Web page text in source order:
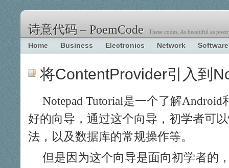
诗意代码 – PoemCode These codes, As beautiful as
Home Business Electronics Network Software
将ContentProvider引入到
Notepad Tutorial是一个了解
好的向导，通过这个向导，初学者可
法，以及数据库的常规操作等。
但是因为这个向导是面向初学者的